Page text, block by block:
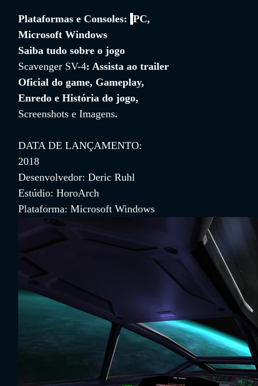
SOBREVIVÊNCIA CONSTRUÇÃO
FILMES
Plataformas e Consoles: PC,
Microsoft Windows
Saiba tudo sobre o jogo
Scavenger SV-4: Assista ao trailer
Oficial do game, Gameplay,
Enredo e História do jogo,
Screenshots e Imagens.
DATA DE LANÇAMENTO:
2018
Desenvolvedor: Deric Ruhl
Estúdio: HoroArch
Plataforma: Microsoft Windows